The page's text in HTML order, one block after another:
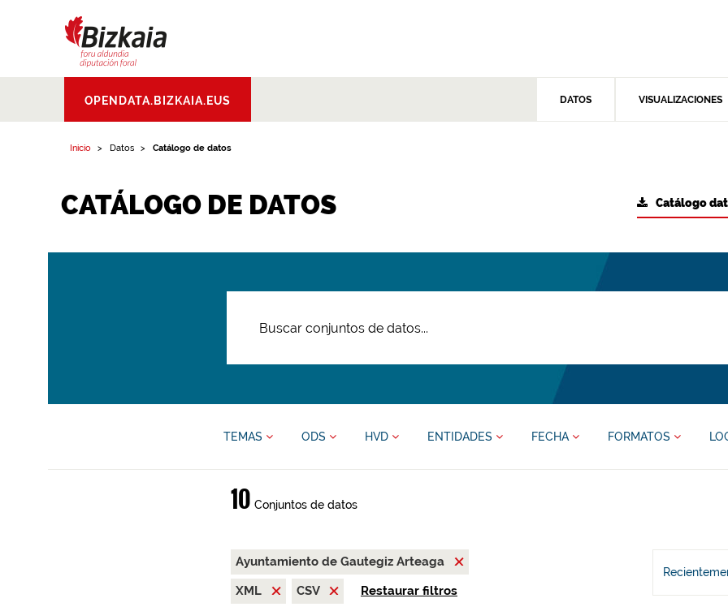
Aldundia.Diputacion
Foral de Bizkaia
OPENDATA.BIZKAIA.EUS DATOS VISUALIZACIONES
Inicio Datos Catálogo de datos
CATÁLOGO DE DATOS Catálogo
TEMAS ODS HVD ENTIDADES FECHA FORMATOS
10 Conjuntos de datos
Ayuntamiento de Gautegiz Arteaga
XML
CSV Restaurar filtros